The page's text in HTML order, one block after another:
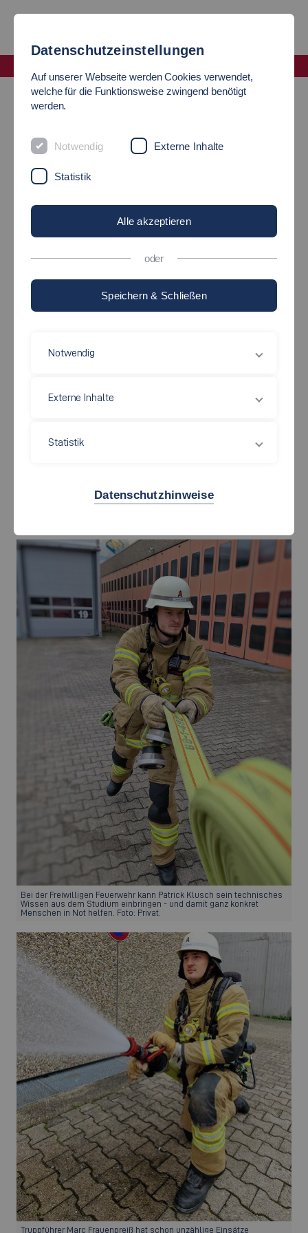
News
TECHNIK UND SOZIALES -
EINE STARKE KOMBI
Hochschule - Maschinen und Systeme
Um ein Feuerwehrfahrzeug mit seinen technischen Besonderheiten
Bei der Freiwilligen Feuerwehr kann Patrick Klusch sein technisches
Wissen aus dem Studium einbringen - und damit ganz konkret
Menschen in Not helfen. Foto: Privat.
Truppführer Marc Frauenpreiß hat schon unzählige Einsätze
Datenschutzeinstellungen
Auf unserer Webseite werden Cookies verwendet,
welche für die Funktionsweise zwingend benötigt
werden.
Notwendig Externe Inhalte
Statistik
Alle akzeptieren
oder
Speichern & Schließen
Notwendig
Externe Inhalte
Statistik
Datenschutzhinweise